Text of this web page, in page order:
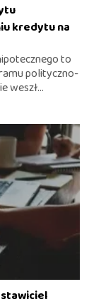
kredytu na
to
polityczno-
weszł...